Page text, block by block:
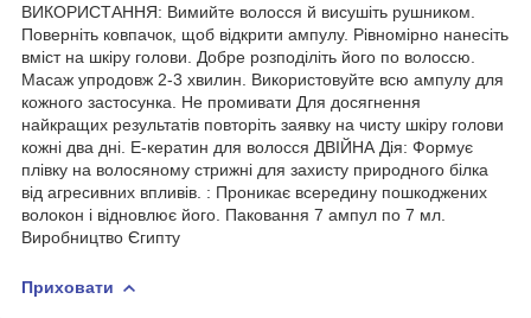
ВИКОРИСТАННЯ: Вимийте волосся й висушіть рушником.
Поверніть ковпачок, щоб відкрити ампулу. Рівномірно нанесіть
вміст на шкіру голови. Добре розподіліть його по волоссю.
Масаж упродовж 2-3 хвилин. Використовуйте всю ампулу для
кожного застосунка. Не промивати Для досягнення
найкращих результатів повторіть заявку на чисту шкіру голови
кожні два дні. Е-кератин для волосся ДВІЙНА Дія: Формує
плівку на волосяному стрижні для захисту природного білка
від агресивних впливів. : Проникає всередину пошкоджених
волокон і відновлює його. Паковання 7 ампул по 7 мл.
Виробництво Єгипту
Приховати